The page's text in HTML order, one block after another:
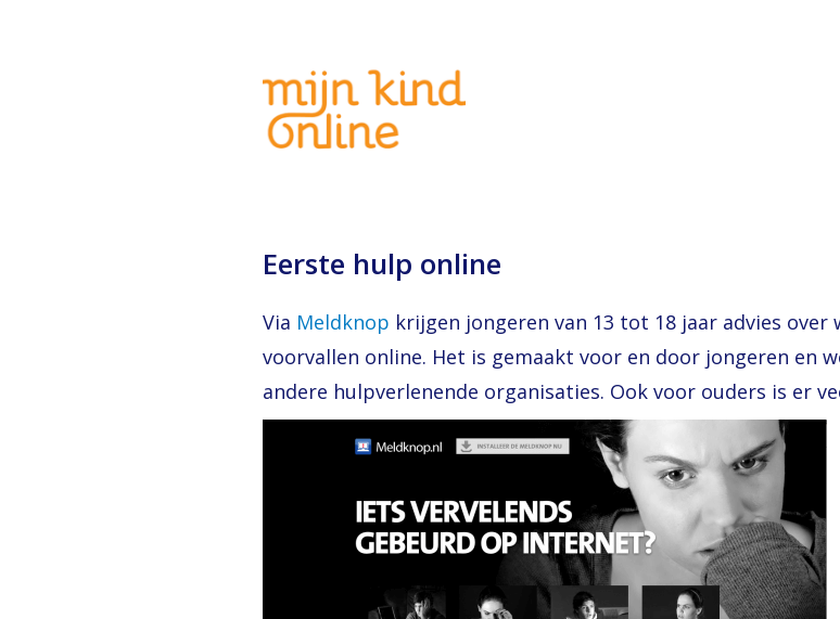
Eerste hulp online
Via Meldknop krijgen jongeren van 13 tot 18 jaar advies
voorvallen online. Het is gemaakt voor en door jongeren en
andere hulpverlenende organisaties. Ook voor ouders is er